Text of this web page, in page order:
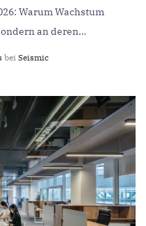
Warum Wachstum
an deren
(VP Strategic
bei Seismic